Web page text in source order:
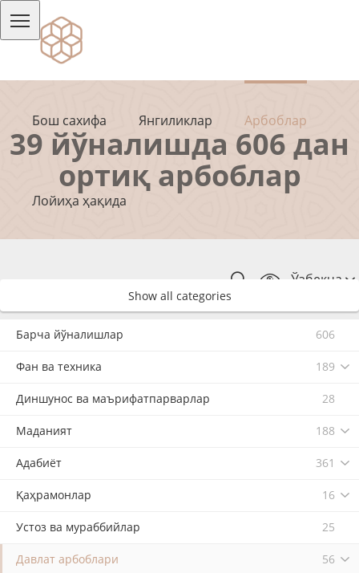
Бош сахифа Янгиликлар Арбоблар
Лойиҳа ҳақида
Ўзбекча
39 йўналишда 606 дан
ортиқ арбоблар
Show all categories
Барча йўналишлар 606
Фан ва техника 189
Диншунос ва маърифатпарварлар 28
Маданият 188
Адабиёт 361
Қаҳрамонлар 16
Устоз ва мураббийлар 25
Давлат арбоблари 56